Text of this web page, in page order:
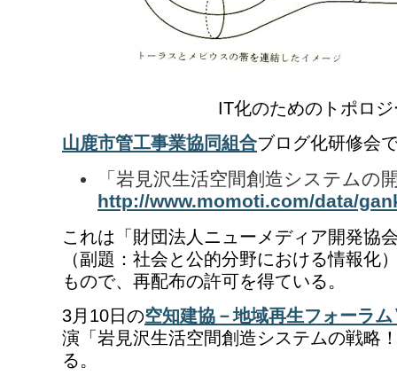
IT化のためのトポロ
山鹿市管工事業協同組合ブログ化研修会
「岩見沢生活空間創造システムの
http://www.momoti.com/data/
これは「財団法人ニューメディア開発協
（副題：社会と公的分野における情報化
もので、再配布の許可を得ている。
3月10日の空知建協－地域再生フォーラ
演「岩見沢生活空間創造システムの戦略
る。